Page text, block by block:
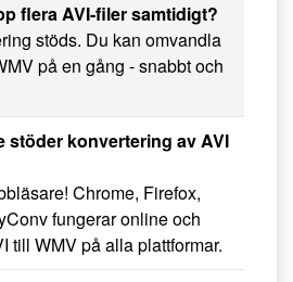
flera AVI-filer samtidigt?
stöds. Du kan omvandla
på en gång - snabbt och
stöder konvertering av AVI
Chrome, Firefox,
fungerar online och
till WMV på alla plattformar.